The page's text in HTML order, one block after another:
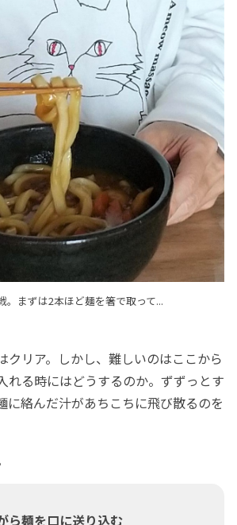
。まずは2本ほど麺を箸で取って...
クリア。しかし、難しいのはここから
れる時にはどうするのか。ずずっとす
に絡んだ汁があちこちに飛び散るのを
ら麺を口に送り込む